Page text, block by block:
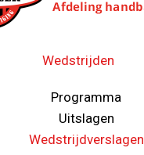
Wedstrijden
Programma
Uitslagen
Wedstrijdverslagen